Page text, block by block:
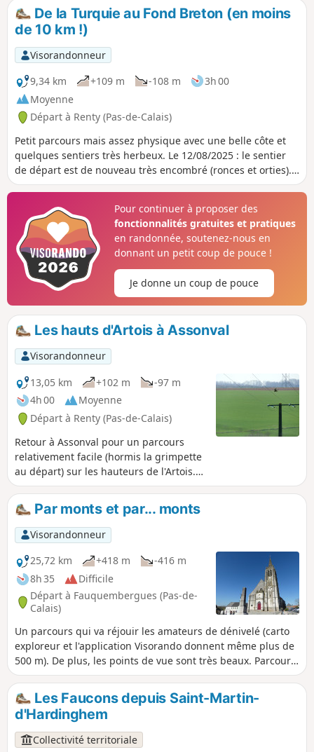
De la Turquie au Fond Breton (en moins
de 10 km !)
Visorandonneur
9,34 km
+109 m -108 m
3h 00
Moyenne
Départ à Renty (Pas-de-Calais)
Petit parcours mais assez physique avec une belle côte et
quelques sentiers très herbeux. Le 12/08/2025 : le sentier
de départ est de nouveau très encombré (ronces et orties).
Ça passe mais il vaut mieux avoir un pantalon ou de bonnes
Pour continuer à proposer des
fonctionnalités gratuites et pratiques
en randonnée, soutenez-nous en
donnant un petit coup de pouce !
Je donne un coup de pouce
Les hauts d'Artois à Assonval
Visorandonneur
13,05 km
+102 m
-97 m
4h 00
Moyenne
Départ à Renty (Pas-de-Calais)
Retour à Assonval pour un parcours
relativement facile (hormis la grimpette
au départ) sur les hauteurs de l'Artois.
Les trois-quarts de la randonnée se
situent à plus de 150 m d'altitude
(vertigineux !) et se déroulent sur de
bons chemins.
Par monts et par... monts
Visorandonneur
25,72 km
+418 m
-416 m
8h 35
Difficile
Départ à Fauquembergues (Pas-de-
Calais)
Un parcours qui va réjouir les amateurs de dénivelé (carto
exploreur et l'application Visorando donnent même plus de
500 m). De plus, les points de vue sont très beaux. Parcours
légèrement modifié en novembre 2019. Tous les chemins
sont très bons le 14 mai 2020 (même si certains sont très
herbeux)Les Faucons depuis Saint-Martin-
d'Hardinghem
Collectivité territoriale